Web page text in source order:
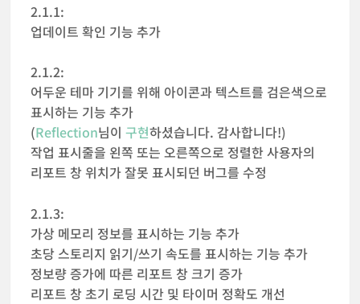
2.1.1:
업데이트 확인 기능 추가
2.1.2:
어두운 테마 기기를 위해 아이콘과 텍스트를 검은색으로
표시하는 기능 추가
(Reflection님이구현하셨습니다. 감사합니다!)
작업 표시줄을 왼쪽 또는 오른쪽으로 정렬한 사용자의
리포트 창 위치가 잘못 표시되던 버그를 수정
2.1.3:
가상 메모리 정보를 표시하는 기능 추가
초당 스토리지 읽기/쓰기 속도를 표시하는 기능 추가
정보량 증가에 따른 리포트 창 크기 증가
리포트 창 초기 로딩 시간 및 타이머 정확도 개선